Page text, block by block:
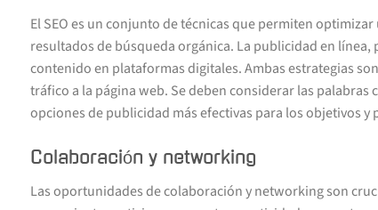
El SEO es un conjunto de técnicas que permiten
resultados de búsqueda orgánica. La publicidad en
contenido en plataformas digitales. Ambas estrategias
tráfico a la página web. Se deben considerar las
opciones de publicidad más efectivas para los objetivos y
Colaboración y networking
Las oportunidades de colaboración y networking son